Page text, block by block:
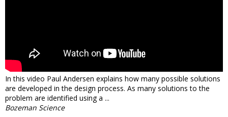
In this video Paul Andersen explains how many possible solutions
are developed in the design process. As many solutions to the
problem are identified using a ...
Bozeman Science